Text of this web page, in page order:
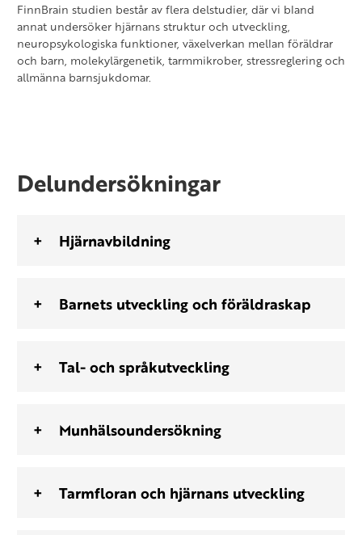
FinnBrain studien består av flera delstudier, där vi bland
annat undersöker hjärnans struktur och utveckling,
neuropsykologiska funktioner, växelverkan mellan föräldrar
och barn, molekylärgenetik, tarmmikrober, stressreglering och
allmänna barnsjukdomar.
Delundersökningar
Hjärnavbildning
Barnets utveckling och föräldraskap
Tal- och språkutveckling
Munhälsoundersökning
Tarmfloran och hjärnans utveckling